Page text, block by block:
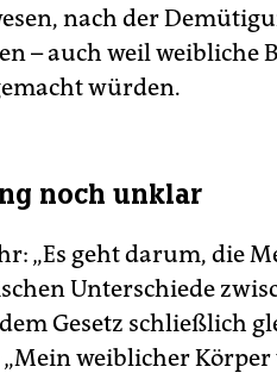
nach der
– auch weil weibliche
würden.
noch unklar
„Es geht darum, die
Unterschiede
Gesetz schließlich
weiblicher